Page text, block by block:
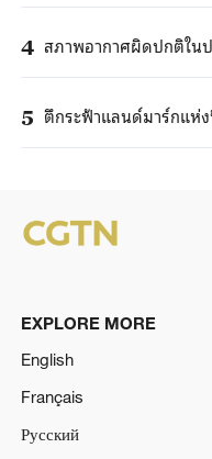
4 สภาพอากาศผิดปกติใน
5 ตึกระฟ้าแลนด์มาร์กแห่
EXPLORE MORE
English
Français
Русский